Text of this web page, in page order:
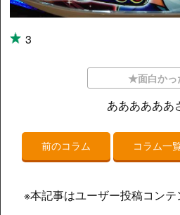
3
★面白かっ
ああああああ
前のコラム コラム一
※本記事はユーザー投稿コンテ